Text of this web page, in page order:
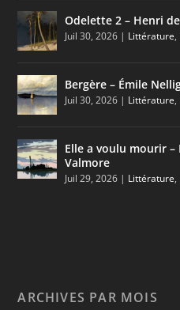
Odelette 2 – Henri
Juil 30, 2026 | Littérature,
Bergère – Émile
Juil 30, 2026 | Littérature,
Elle a voulu mourir –
Valmore
Juil 29, 2026 | Littérature,
ARCHIVES PAR MOIS